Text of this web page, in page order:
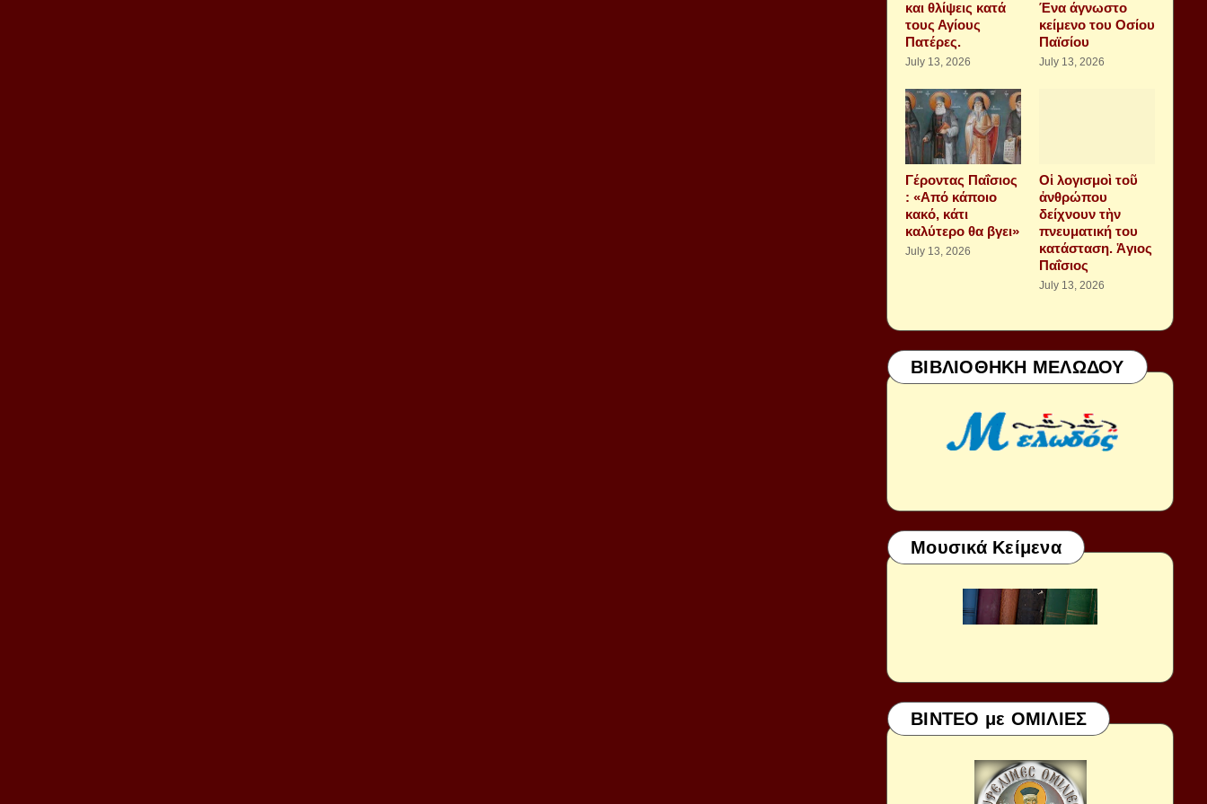
και θλίψεις κατά
τους Αγίους
Πατέρες.
July 13, 2026
Ένα άγνωστο
κείμενο του Οσίου
Παϊσίου
July 13, 2026
Γέροντας Παΐσιος
: «Από κάποιο
κακό, κάτι
καλύτερο θα βγει»
July 13, 2026
Οἱ λογισμοὶ τοῦ
ἀνθρώπου
δείχνουν τὴν
πνευματική του
κατάσταση. Ἁγιος
Παΐσιος
July 13, 2026
ΒΙΒΛΙΟΘΗΚΗ ΜΕΛΩΔΟΥ
Μουσικά Κείμενα
ΒΙΝΤΕΟ με ΟΜΙΛΙΕΣ